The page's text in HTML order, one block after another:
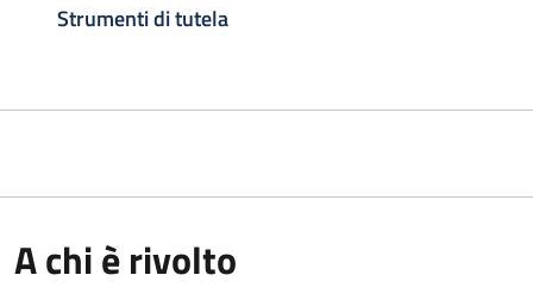
Strumenti di tutela
A chi è rivolto